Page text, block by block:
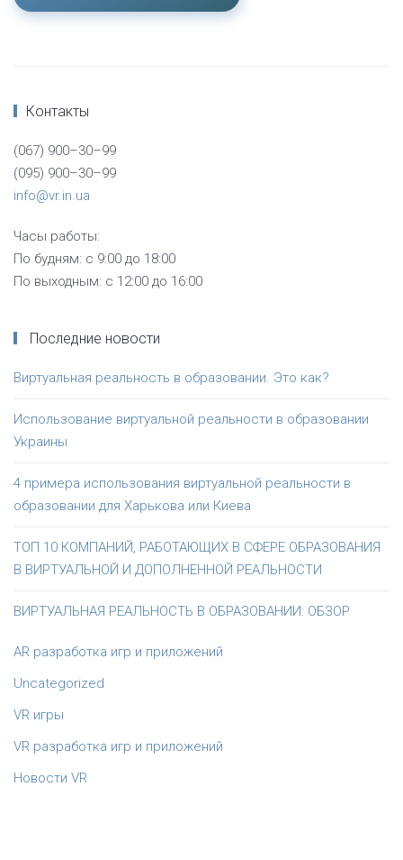
Контакты
(067) 900–30–99
(095) 900–30–99
info@vr.in.ua
Часы работы:
По будням: с 9:00 до 18:00
По выходным: с 12:00 до 16:00
Последние новости
Виртуальная реальность в образовании. Это как?
Использование виртуальной реальности в образовании
Украины
4 примера использования виртуальной реальности в
образовании для Харькова или Киева
ТОП 10 КОМПАНИЙ, РАБОТАЮЩИХ В СФЕРЕ ОБРАЗОВАНИЯ
В ВИРТУАЛЬНОЙ И ДОПОЛНЕННОЙ РЕАЛЬНОСТИ
ВИРТУАЛЬНАЯ РЕАЛЬНОСТЬ В ОБРАЗОВАНИИ: ОБЗОР
AR разработка игр и приложений
Uncategorized
VR игры
VR разработка игр и приложений
Новости VR